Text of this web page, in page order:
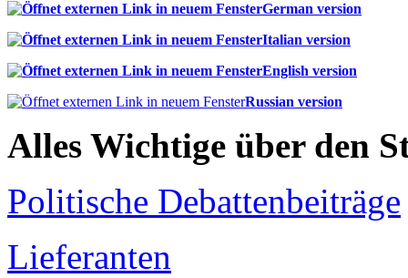
German version
Italian version
English version
Russian version
Alles Wichtige über den
Politische Debattenbeiträge
Lieferanten